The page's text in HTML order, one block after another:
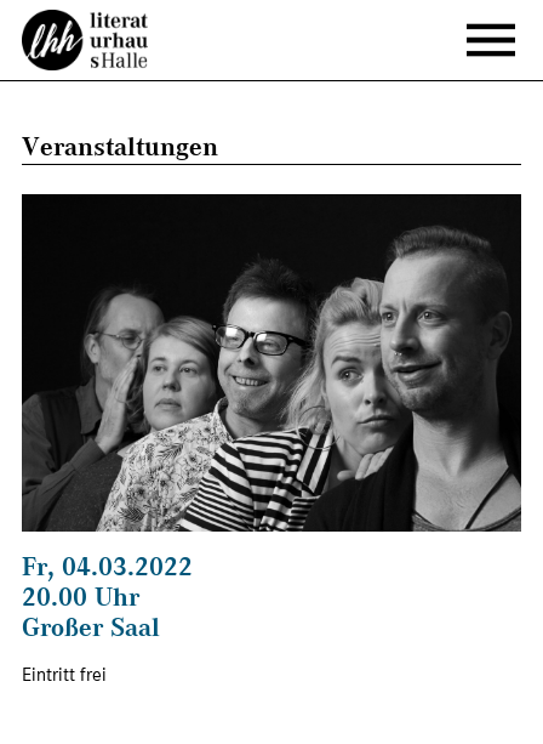
Veranstaltungen
Fr, 04.03.2022
20.00 Uhr
Großer Saal
Eintritt frei